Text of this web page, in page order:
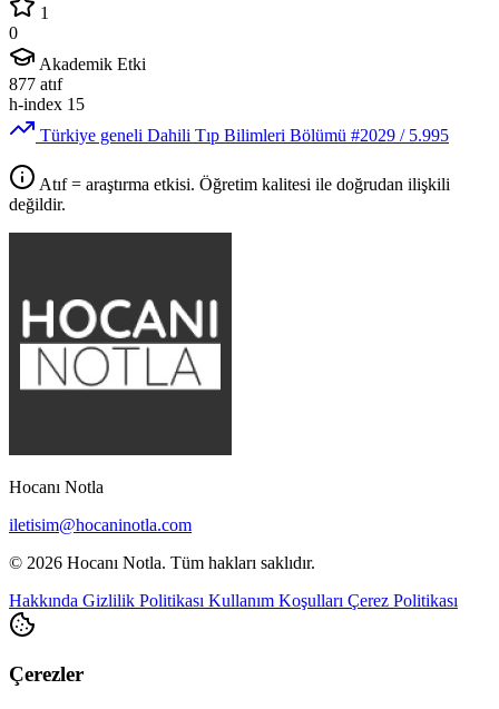
1
0
Akademik Etki
877 atıf
h-index 15
Türkiye geneli Dahili Tıp Bilimleri Bölümü #2029 / 5.995
Atıf = araştırma etkisi. Öğretim kalitesi ile doğrudan ilişkili
değildir.
Hocanı Notla
iletisim@hocaninotla.com
© 2026 Hocanı Notla. Tüm hakları saklıdır.
Hakkında Gizlilik Politikası Kullanım Koşulları Çerez Politikası
Çerezler